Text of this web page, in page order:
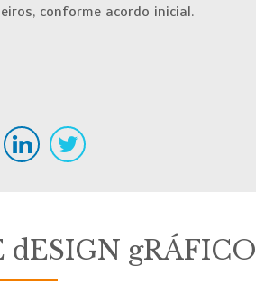
conforme acordo inicial.
gRÁFICO